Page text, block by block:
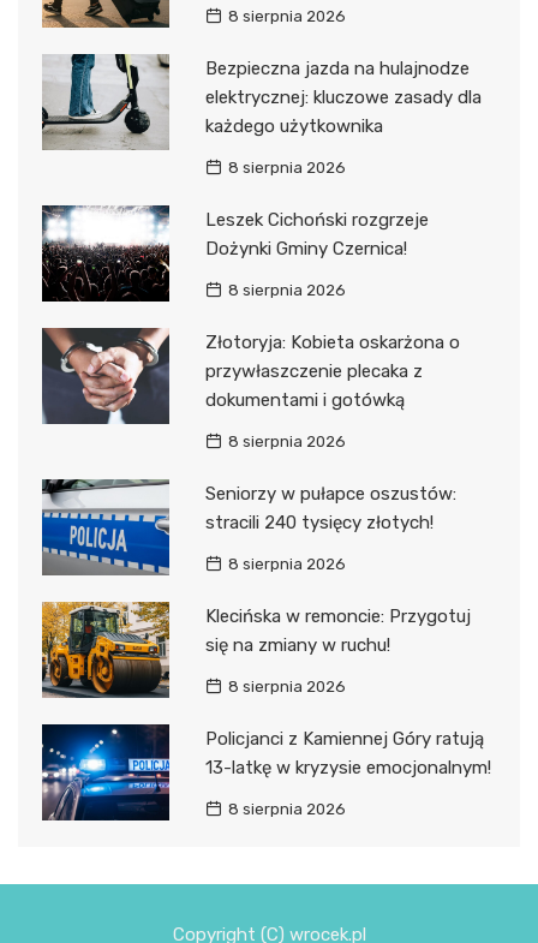
8 sierpnia 2026
Bezpieczna jazda na hulajnodze
elektrycznej: kluczowe zasady dla
każdego użytkownika
8 sierpnia 2026
Leszek Cichoński rozgrzeje
Dożynki Gminy Czernica!
8 sierpnia 2026
Złotoryja: Kobieta oskarżona o
przywłaszczenie plecaka z
dokumentami i gotówką
8 sierpnia 2026
Seniorzy w pułapce oszustów:
stracili 240 tysięcy złotych!
8 sierpnia 2026
Klecińska w remoncie: Przygotuj
się na zmiany w ruchu!
8 sierpnia 2026
Policjanci z Kamiennej Góry ratują
13-latkę w kryzysie emocjonalnym!
8 sierpnia 2026
Copyright (C) wrocek.pl